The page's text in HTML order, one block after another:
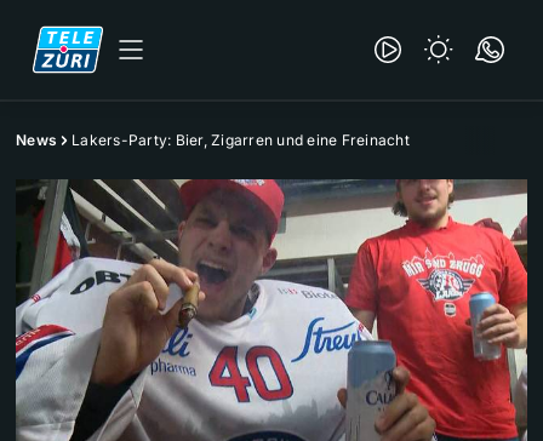
News Lakers-Party: Bier, Zigarren und eine Freinacht